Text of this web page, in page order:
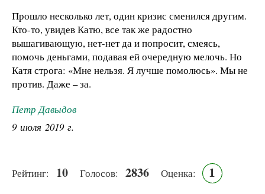
Прошло несколько лет, один кризис сменился другим.
Кто-то, увидев Катю, все так же радостно
вышагивающую, нет-нет да и попросит, смеясь,
помочь деньгами, подавая ей очередную мелочь. Но
Катя строга: «Мне нельзя. Я лучше помолюсь». Мы не
против. Даже – за.
Петр Давыдов
9 июля 2019 г.
Рейтинг: 10 Голосов: 2836 Оценка: 1